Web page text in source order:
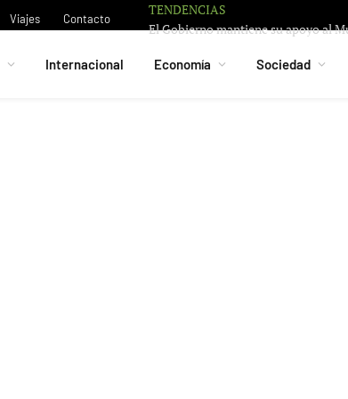
Viajes Contacto
TENDENCIAS
Internacional Economía Sociedad